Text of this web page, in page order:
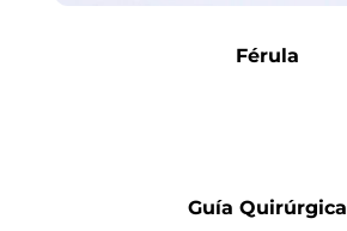
Férula
Guía Quirúrgica